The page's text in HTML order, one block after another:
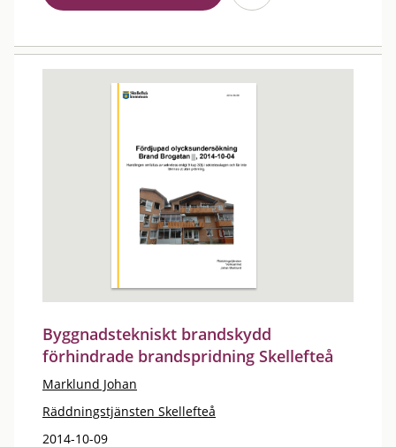
Byggnadstekniskt brandskydd
förhindrade brandspridning Skellefteå
Marklund Johan
Räddningstjänsten Skellefteå
2014-10-09